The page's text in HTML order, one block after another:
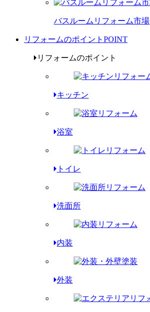
バスルームリフォーム市場
リフォームのポイント POINT
リフォームのポイント
キッチン
浴室
トイレ
洗面所
内装
外装